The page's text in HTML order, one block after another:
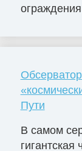
Пути
В самом